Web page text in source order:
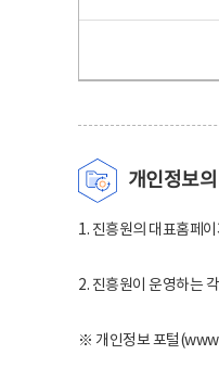
개인정보
1. 진흥원의 대표홈페
2. 진흥원이 운영하는
※ 개인정보 포털